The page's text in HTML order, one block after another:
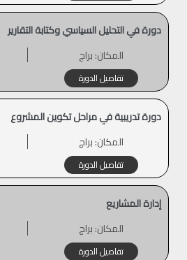
دورة في التحليل السياسي وكتابة التقارير
المكان:براج
تفاصيل الدورة
دورة تدريبية في مراحل تكوين المشروع
المكان:براج
تفاصيل الدورة
إدارة المشاريع
المكان:براج
تفاصيل الدورة